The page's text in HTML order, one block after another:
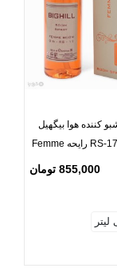
کننده هوا بیگهیل
Bighill کد RS-17 رایحه Femme
855,000 تومان